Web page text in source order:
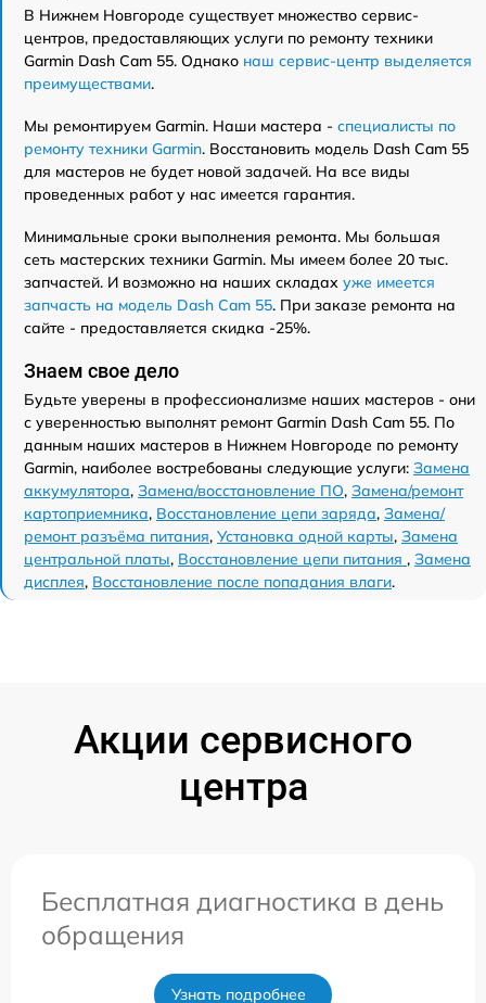
В Нижнем Новгороде существует множество сервис-
центров, предоставляющих услуги по ремонту техники
Garmin Dash Cam 55. Однако наш сервис-центр выделяется
преимуществами.
Мы ремонтируем Garmin. Наши мастера - специалисты по
ремонту техники Garmin. Восстановить модель Dash Cam 55
для мастеров не будет новой задачей. На все виды
проведенных работ у нас имеется гарантия.
Минимальные сроки выполнения ремонта. Мы большая
сеть мастерских техники Garmin. Мы имеем более 20 тыс.
запчастей. И возможно на наших складах уже имеется
запчасть на модель Dash Cam 55. При заказе ремонта на
сайте - предоставляется скидка -25%.
Знаем свое дело
Будьте уверены в профессионализме наших мастеров - они
с уверенностью выполнят ремонт Garmin Dash Cam 55. По
данным наших мастеров в Нижнем Новгороде по ремонту
Garmin, наиболее востребованы следующие услуги: Замена
аккумулятора, Замена/восстановление ПО, Замена/ремонт
картоприемника, Восстановление цепи заряда, Замена/
ремонт разъёма питания, Установка одной карты, Замена
центральной платы, Восстановление цепи питания , Замена
дисплея, Восстановление после попадания влаги.
Акции сервисного
центра
Бесплатная диагностика в день
обращения
Узнать подробнее